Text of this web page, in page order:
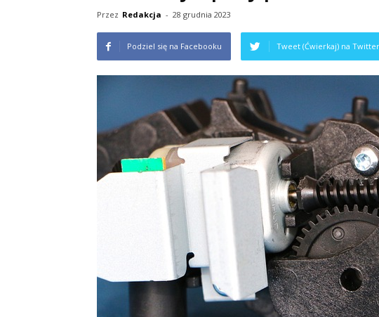
Przez Redakcja - 28 grudnia 2023
Podziel się na Facebooku Tweet (Ćwierkaj) na